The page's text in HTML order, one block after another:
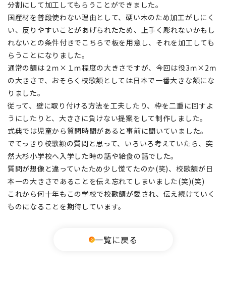
分割にして加工してもらうことができました。
国産材を普段使わない理由として、硬い木のため加工がしにく
い、反りやすいことがあげられたため、上手く彫れないかもし
れないとの条件付きでこちらで板を用意し、それを加工しても
らうことになりました。
通常の額は２ｍ×１ｍ程度の大きさですが、今回は役3ｍ×2ｍ
の大きさで、おそらく校歌額としては日本で一番大きな額にな
りました。
従って、壁に取り付ける方法を工夫したり、枠を二重に回すよ
うにしたりと、大きさに負けない提案をして制作しました。
式典では児童から質問時間があると事前に聞いていました。
でてっきり校歌額の質問と思って、いろいろ考えていたら、突
然大杉小学校へ入学した時の話や給食の話でした。
質問が想像と違っていたため少し慌てたのか(笑)、校歌額が日
本一の大きさであることを伝え忘れてしまいました(笑)(笑)
これから何十年もこの学校で校歌額が愛され、伝え続けていく
ものになることを期待しています。
一覧に戻る